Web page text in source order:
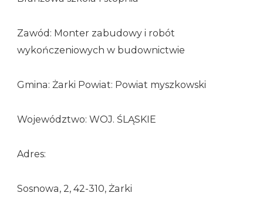
Zawód: Monter zabudowy i robót
wykończeniowych w budownictwie
Gmina: Żarki Powiat: Powiat myszkowski
Województwo: WOJ. ŚLĄSKIE
Adres:
Sosnowa, 2, 42-310, Żarki